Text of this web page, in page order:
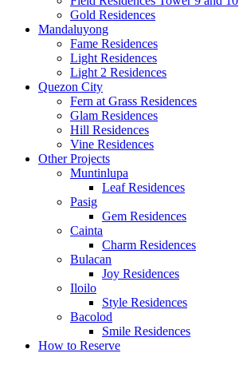
Gold Residences
Mandaluyong
Fame Residences
Light Residences
Light 2 Residences
Quezon City
Fern at Grass Residences
Glam Residences
Hill Residences
Vine Residences
Other Projects
Muntinlupa
Leaf Residences
Pasig
Gem Residences
Cainta
Charm Residences
Bulacan
Joy Residences
Iloilo
Style Residences
Bacolod
Smile Residences
How to Reserve